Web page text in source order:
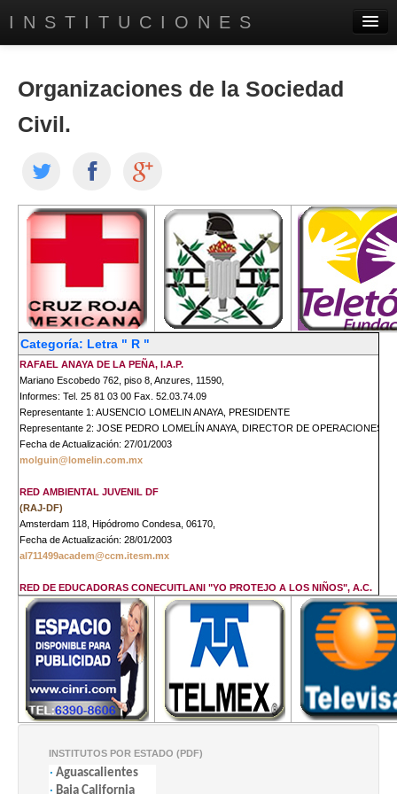
INSTITUCIONES
DIRECTORIO EMPRESARIAL
SERVICIOS
AYUDA A INSTITUTOS
CONÓCENOS
Organizaciones de la Sociedad
Civil.
Categoría: Letra " R "
RAFAEL ANAYA DE LA PEÑA, I.A.P.
Mariano Escobedo 762, piso 8, Anzures, 11590,
Informes: Tel. 25 81 03 00 Fax. 52.03.74.09
Representante 1: AUSENCIO LOMELIN ANAYA, PRESIDENTE
Representante 2: JOSE PEDRO LOMELÍN ANAYA, DIRECTOR DE OPERACIONES
Fecha de Actualización: 27/01/2003
molguin@lomelin.com.mx
RED AMBIENTAL JUVENIL DF
(RAJ-DF)
Amsterdam 118, Hipódromo Condesa, 06170,
Fecha de Actualización: 28/01/2003
al711499academ@ccm.itesm.mx
RED DE EDUCADORAS CONECUITLANI "YO PROTEJO A LOS NIÑOS", A.C.
Calle Central Núm. 34, Barrio Norte, 01410,
Informes: Tel. 56 11 27 77, 56 10 88 85 Fax. 56.11.27.77
Representante 1: CONCEPCIÓN ARISTA, PRESIDENTA
Representante 2: MARCIA ROJAS AGUILAR, PRESIDENTA
Fecha de Actualización: 28/03/2003
franbar@correoweb.com
RED DE EDUCADORES AMBIENTALES DE LA REGION CENTRO DE MEXICO AC
Representante 1: GRACIELA RAMÍREZ GARCÍA, COORDINADORA
INSTITUTOS POR ESTADO (PDF)
· Aguascalientes
· Baja California